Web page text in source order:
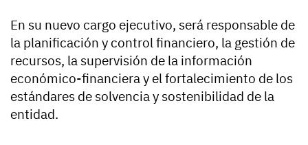
En su nuevo cargo ejecutivo, será responsable de
la planificación y control financiero, la gestión de
recursos, la supervisión de la información
económico-financiera y el fortalecimiento de los
estándares de solvencia y sostenibilidad de la
entidad.